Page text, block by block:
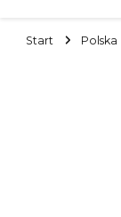
Start Polska